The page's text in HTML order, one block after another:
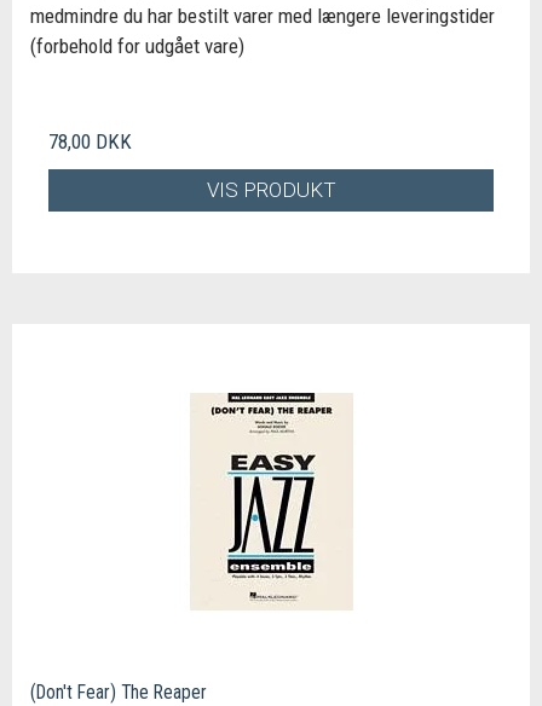
medmindre du har bestilt varer med længere leveringstider
(forbehold for udgået vare)
78,00 DKK
VIS PRODUKT
(Don't Fear) The Reaper